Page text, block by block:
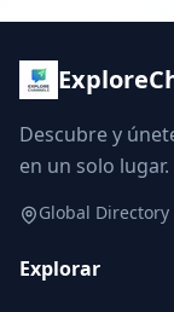
Descubre y
en un solo lugar.
Global Directory
Explorar